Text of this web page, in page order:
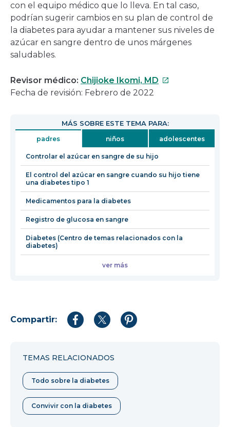
con el equipo médico que lo lleva. En tal caso,
podrían sugerir cambios en su plan de control de
la diabetes para ayudar a mantener sus niveles de
azúcar en sangre dentro de unos márgenes
saludables.
Revisor médico: Chijioke Ikomi, MD Este
en
una
ventana
Fecha de revisión: Febrero de 2022
MÁS SOBRE ESTE TEMA PARA:
padres niños adolescentes
Controlar el azúcar en sangre de su hijo
El control del azúcar en sangre cuando su hijo tiene
una diabetes tipo 1
Medicamentos para la diabetes
Registro de glucosa en sangre
Diabetes (Centro de temas relacionados con la
diabetes)
ver más
Compartir:
CompartirCompartirCompartir
TEMAS RELACIONADOS
Todo sobre la diabetes
Convivir con la diabetes